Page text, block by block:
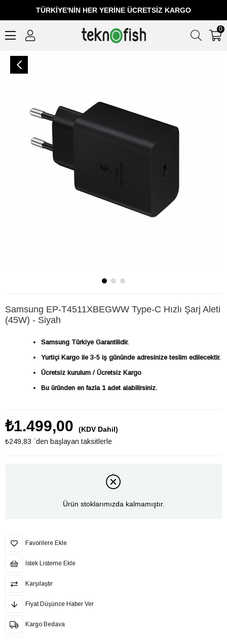
TÜRKIYE'NIN HER YERINE ÜCRETSIZ KARGO
0
Samsung EP-T4511XBEGWW Type-C Hızlı Şarj Aleti (45W) - Siyah
Samsung EP-T4511XBEGWW Type-C Hızlı Şarj Aleti
(45W) - Siyah
Samsung Türkiye Garantilidir.
Yurtiçi Kargo ile 3-5 iş gününde adresinize teslim edilecektir.
Ücretsiz kurulum / Ücretsiz Kargo
Bu üründen en fazla 1 adet alabilirsiniz.
₺1.499,00
(KDV Dahil)
₺249,83 `den başlayan taksitlerle
Ürün stoklarımızda kalmamıştır.
Favorilere Ekle
İstek Listeme Ekle
Karşılaştır
Fiyat Düşünce Haber Ver
Kargo Bedava